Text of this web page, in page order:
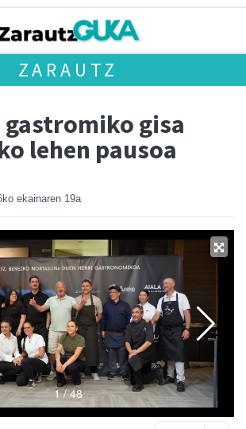
ZARAUTZ
gastromiko gisa
lehen pausoa
ekainaren 19a